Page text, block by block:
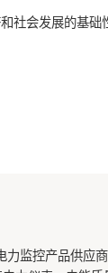
社会发展的基础
力监控产品供应